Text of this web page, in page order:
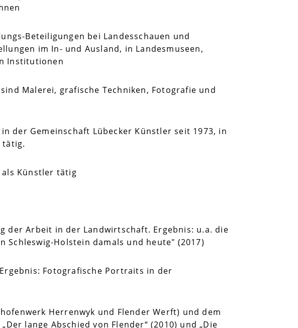
Beteiligungen bei Landesschauen und
im In- und Ausland, in Landesmuseen,
Institutionen
Malerei, grafische Techniken, Fotografie und
der Gemeinschaft Lübecker Künstler seit 1973, in
tätig.
als Künstler tätig
der Arbeit in der Landwirtschaft. Ergebnis: u.a. die
Schleswig-Holstein damals und heute" (2017)
Fotografische Portraits in der
Herrenwyk und Flender Werft) und dem
lange Abschied von Flender“ (2010) und „Die